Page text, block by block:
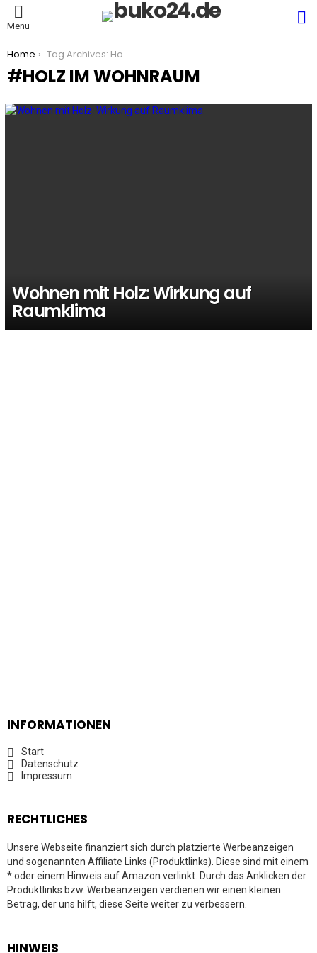
Menu
You are here:
Home Tag Archives: Holz im Wohnraum
HOLZ IM WOHNRAUM
Wohnen mit Holz: Wirkung auf
Raumklima
INFORMATIONEN
Start
Datenschutz
Impressum
RECHTLICHES
Unsere Webseite finanziert sich durch platzierte Werbeanzeigen
und sogenannten Affiliate Links (Produktlinks). Diese sind mit einem
* oder einem Hinweis auf Amazon verlinkt. Durch das Anklicken der
Produktlinks bzw. Werbeanzeigen verdienen wir einen kleinen
Betrag, der uns hilft, diese Seite weiter zu verbessern.
HINWEIS